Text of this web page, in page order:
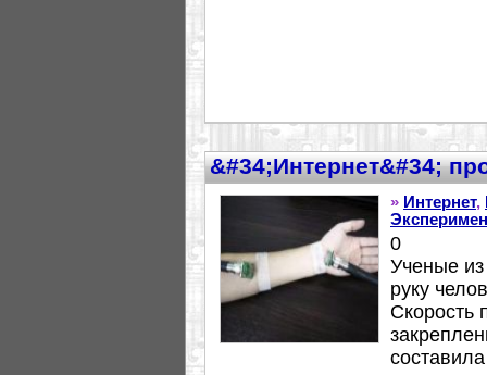
&#34;Интернет&#34;
» Интернет,
0
Ученые из
руку
Скорость